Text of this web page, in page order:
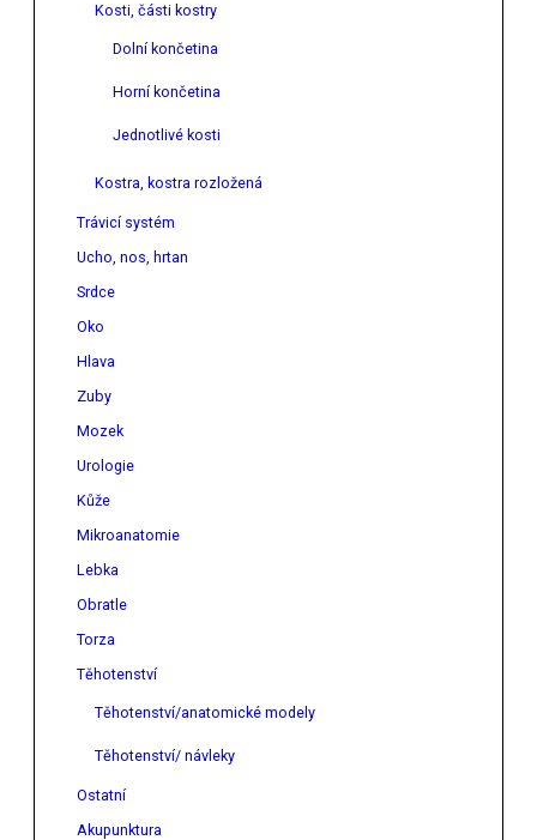
Kosti, části kostry
Dolní končetina
Horní končetina
Jednotlivé kosti
Kostra, kostra rozložená
Trávicí systém
Ucho, nos, hrtan
Srdce
Oko
Hlava
Zuby
Mozek
Urologie
Kůže
Mikroanatomie
Lebka
Obratle
Torza
Těhotenství
Těhotenství/anatomické modely
Těhotenství/ návleky
Ostatní
Akupunktura